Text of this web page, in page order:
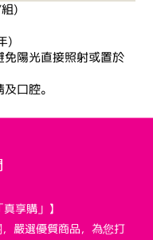
)
)
陽光直接照射或置於
口腔。
享購」】
嚴選優質商品，為您打